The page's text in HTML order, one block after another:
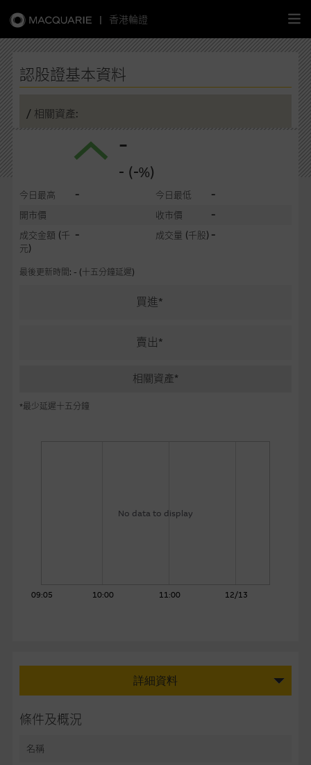
| 香港輪證
牛熊證
選股攻略
中資股票專頁
認股證基本資料
/ 相關資產:
-
- (-%)
今日最高 - 今日最低 -
開市價 收市價 -
成交金額 (千
元)
- 成交量 (千股) -
最後更新時間: - (十五分鐘延遲)
買進*
賣出*
相關資產*
*最少延遲十五分鐘
No data to display
09:05 10:00 11:00 12/13
詳細資料
條件及概況
名稱